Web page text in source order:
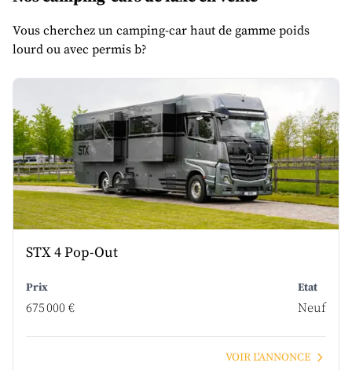
Vous cherchez un camping-car haut de gamme poids
lourd ou avec permis b?
STX 4 Pop-Out
Prix
675 000 €
Etat
Neuf
VOIR L'ANNONCE